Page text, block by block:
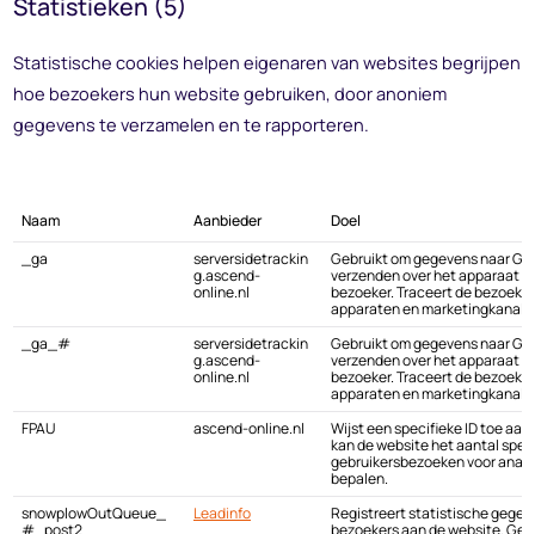
Statistieken (5)
Statistische cookies helpen eigenaren van websites begrijpen
hoe bezoekers hun website gebruiken, door anoniem
gegevens te verzamelen en te rapporteren.
Naam Aanbieder
Doel
_ga
serversidetrackin
g.ascend-
online.nl
Gebruikt om gegevens naar
verzenden over het apparaat
bezoeker. Traceert de
apparaten en
_ga_#
serversidetrackin
g.ascend-
online.nl
Gebruikt om gegevens naar
verzenden over het apparaat
bezoeker. Traceert de
apparaten en
FPAU
ascend-online.nl
Wijst een specifieke ID toe aan
kan de website het aantal
gebruikersbezoeken voor
bepalen.
snowplowOutQueue_
#_post2
Leadinfo
Registreert statistische
bezoekers aan de website.